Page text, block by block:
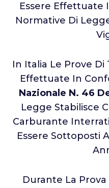
Essere Effettuate
Normative Di
In Italia Le Prove
Effettuate In
Nazionale N. 46
Legge Stabilisce
Carburante
Essere Sottoposti
Durante La